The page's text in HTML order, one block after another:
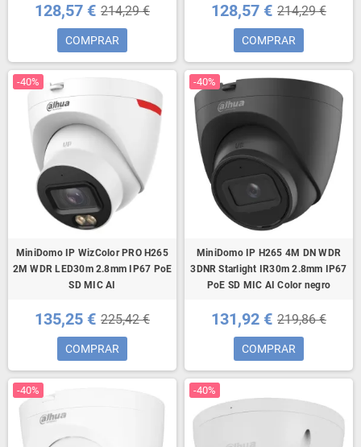
128,57 € 214,29 €
COMPRAR
128,57 € 214,29 €
COMPRAR
-40%
MiniDomo IP WizColor PRO H265
2M WDR LED30m 2.8mm IP67 PoE
SD MIC AI
135,25 € 225,42 €
COMPRAR
-40%
MiniDomo IP H265 4M DN WDR
3DNR Starlight IR30m 2.8mm IP67
PoE SD MIC AI Color negro
131,92 € 219,86 €
COMPRAR
-40% -40%